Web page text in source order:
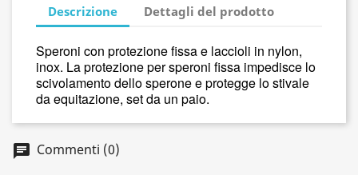
Descrizione Dettagli del prodotto
Speroni con protezione fissa e laccioli in nylon,
inox. La protezione per speroni fissa impedisce lo
scivolamento dello sperone e protegge lo stivale
da equitazione, set da un paio.
Commenti (0)